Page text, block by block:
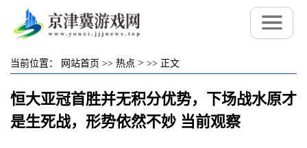
当前位置： 网站首页 >> 热点 > >> 正文
恒大亚冠首胜并无积分优势，下场战水原才
是生死战，形势依然不妙 当前观察